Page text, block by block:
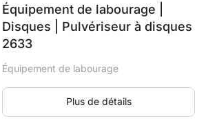
Équipement de labourage |
Disques | Pulvériseur à disques
2633
Équipement de labourage
Plus de détails